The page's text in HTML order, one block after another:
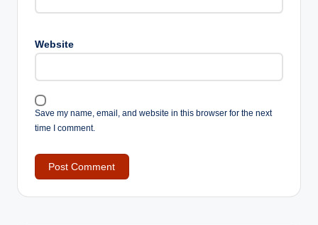
Website
Save my name, email, and website in this browser for the next
time I comment.